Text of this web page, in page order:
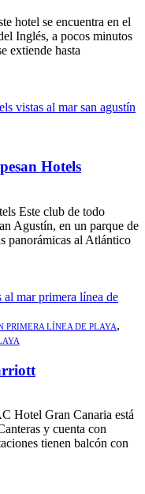
hotel se encuentra en el
Inglés, a pocos minutos
extiende hasta
Hotels
Este club de todo
Agustín, en un parque de
panorámicas al Atlántico
PRIMERA LÍNEA DE PLAYA,
Hotel Gran Canaria está
y cuenta con
tienen balcón con